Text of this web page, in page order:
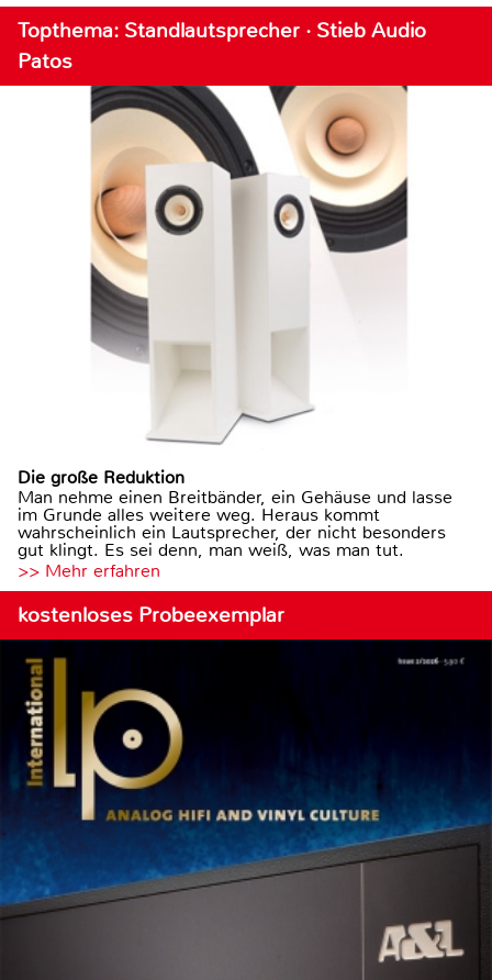
Topthema: Standlautsprecher · Stieb Audio
Patos
Die große Reduktion
Man nehme einen Breitbänder, ein Gehäuse und lasse
im Grunde alles weitere weg. Heraus kommt
wahrscheinlich ein Lautsprecher, der nicht besonders
gut klingt. Es sei denn, man weiß, was man tut.
>> Mehr erfahren
kostenloses Probeexemplar